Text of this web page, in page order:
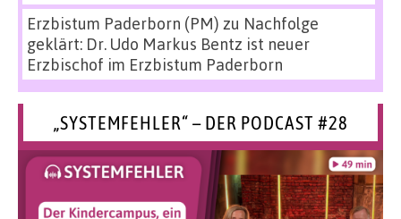
Erzbistum Paderborn (PM) zu Nachfolge
geklärt: Dr. Udo Markus Bentz ist neuer
Erzbischof im Erzbistum Paderborn
„SYSTEMFEHLER“ – DER PODCAST #28